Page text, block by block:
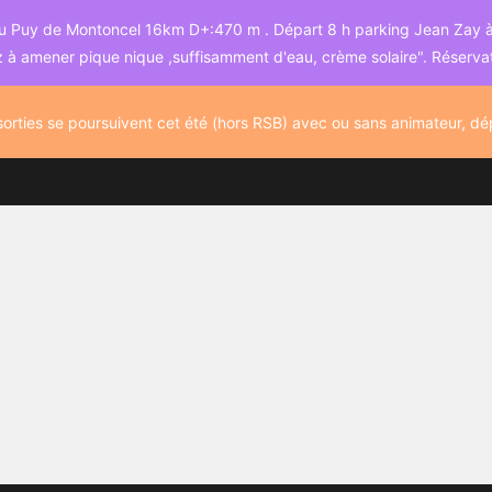
Puy de Montoncel 16km D+:470 m . Départ 8 h parking Jean
à amener pique nique ,suffisamment d'eau, crème solaire".
se poursuivent cet été (hors RSB) avec ou sans animateur,